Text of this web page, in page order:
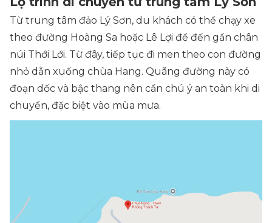
Từ trung tâm đảo Lý Sơn, du khách có thể chạy xe
theo đường Hoàng Sa hoặc Lê Lợi để đến gần chân
núi Thới Lới. Từ đây, tiếp tục đi men theo con đường
nhỏ dẫn xuống chùa Hang. Quãng đường này có
đoạn dốc và bậc thang nên cần chú ý an toàn khi di
chuyển, đặc biệt vào mùa mưa.